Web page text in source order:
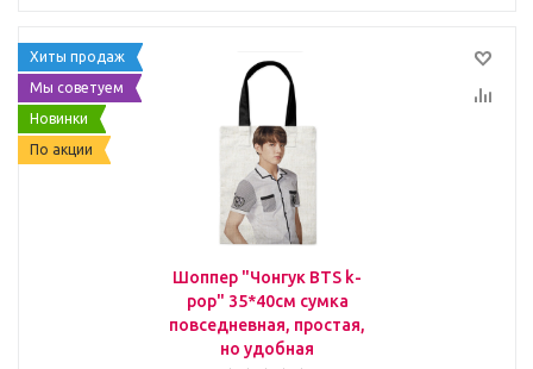
Хиты продаж
Мы советуем
Новинки
По акции
Шоппер "Чонгук BTS k-
pop" 35*40см сумка
повседневная, простая,
но удобная